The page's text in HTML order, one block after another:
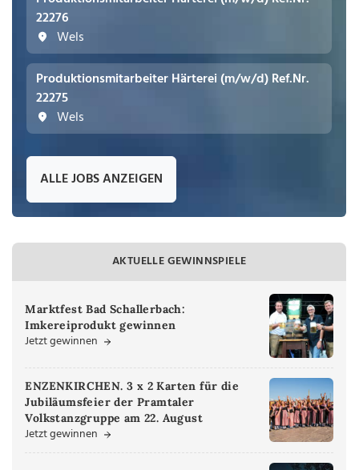
22276
Wels
Produktionsmitarbeiter Härterei (m/w/d) Ref.Nr.
22275
Wels
ALLE JOBS ANZEIGEN
AKTUELLE GEWINNSPIELE
Marktfest Bad Schallerbach:
Imkereiprodukt gewinnen
Jetzt gewinnen
ENZENKIRCHEN. 3 x 2 Karten für die
Jubiläumsfeier der Pramtaler
Volkstanzgruppe am 22. August
Jetzt gewinnen